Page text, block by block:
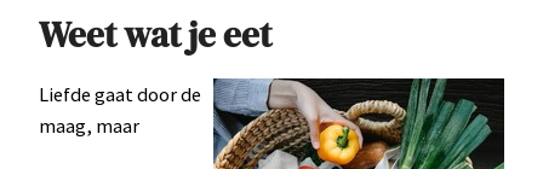
Weet wat je eet
Liefde gaat door de
maag, maar